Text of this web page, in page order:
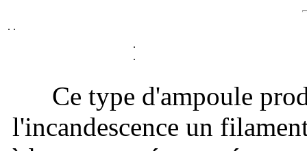
. .
.
.
Ce type d'ampoule
l'incandescence un